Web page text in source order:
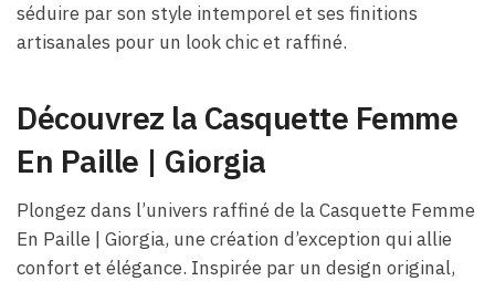
séduire par son style intemporel et ses finitions
artisanales pour un look chic et raffiné.
Découvrez la Casquette Femme
En Paille | Giorgia
Plongez dans l’univers raffiné de la Casquette Femme
En Paille | Giorgia, une création d’exception qui allie
confort et élégance. Inspirée par un design original,